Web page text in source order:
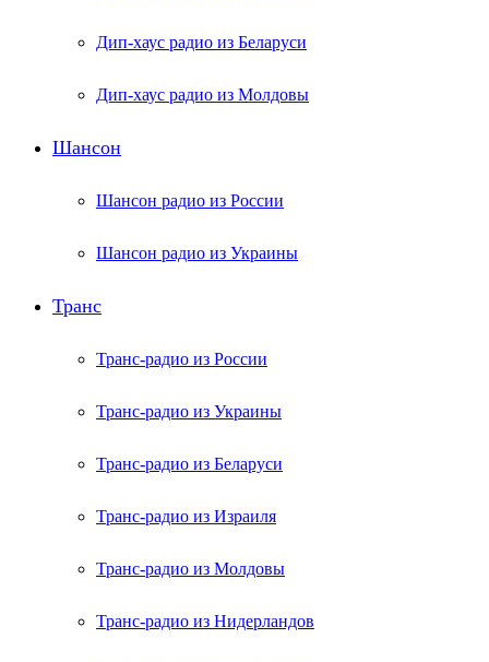
Дип-хаус радио из Беларуси
Дип-хаус радио из Молдовы
Шансон
Шансон радио из России
Шансон радио из Украины
Транс
Транс-радио из России
Транс-радио из Украины
Транс-радио из Беларуси
Транс-радио из Израиля
Транс-радио из Молдовы
Транс-радио из Нидерландов